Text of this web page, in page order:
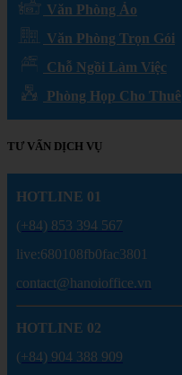
Văn Phòng Ảo
Văn Phòng Trọn Gói
Chỗ Ngồi Làm Việc
Phòng Họp Cho Thuê
TƯ VẤN DỊCH VỤ
HOTLINE 01
(+84) 853 394 567
live:680108fb0fac3801
contact@hanoioffice.vn
HOTLINE 02
(+84) 904 388 909